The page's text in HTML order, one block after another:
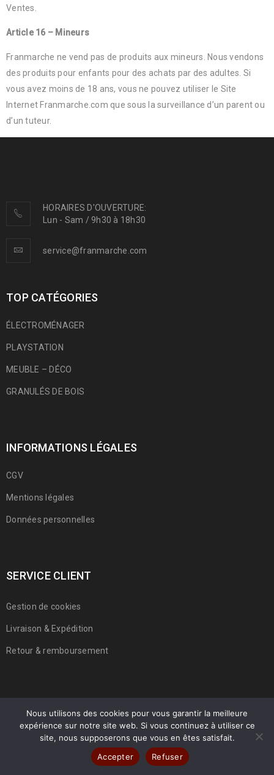
Ventes.
Article 16 – Mineurs
Franmarche ne vend pas de produits aux mineurs. Nous vendons
des produits pour enfants pour des achats par des adultes. Si
vous avez moins de 18 ans, vous ne pouvez utiliser le Site
Internet Franmarche.com que sous la surveillance d’un parent ou
d’un tuteur.
HORAIRES D'OUVERTURE:
Lun - Sam / 9h30 à 18h30
service@franmarche.com
TOP CATÉGORIES
ÉLECTROMÉNAGER
PLAYSTATION
MEUBLE – DÉCO
GRANULÉS DE BOIS
INFORMATIONS LÉGALES
CGV
Mentions légales
Données personnelles
SERVICE CLIENT
Gestion de cookies
Livraison & Expédition
Retour & remboursement
© 2022 Franmarche. Tous droits réservés.
Nous utilisons des cookies pour vous garantir la meilleure
expérience sur notre site web. Si vous continuez à utiliser ce
site, nous supposerons que vous en êtes satisfait.
Accepter
Refuser